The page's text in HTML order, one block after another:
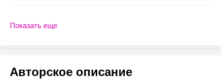
Показать еще
Авторское описание